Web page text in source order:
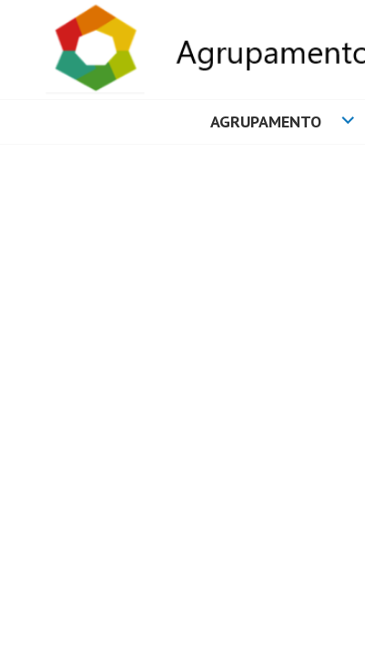
AGRUPAMENTO